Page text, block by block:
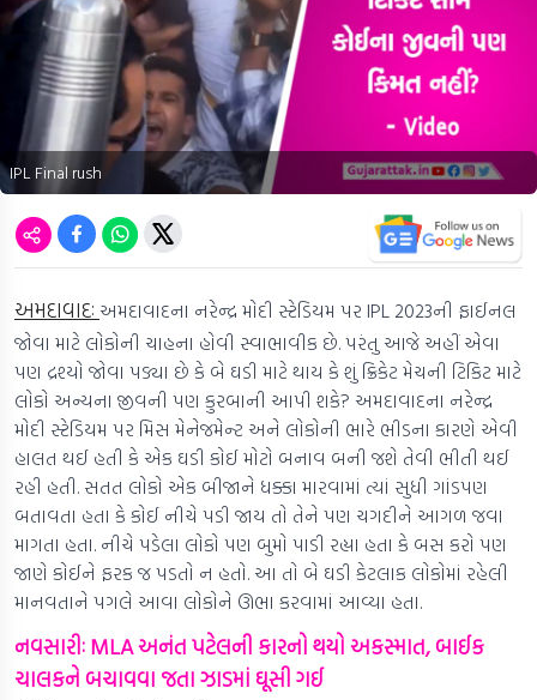
IPL Final rush
અમદાવાદઃ અમદાવાદના નરેન્દ્ર મોદી સ્ટેડિયમ પર IPL 2023ની ફાઈનલ
જોવા માટે લોકોની ચાહના હોવી સ્વાભાવીક છે. પરંતુ આજે અહીં એવા
પણ દ્રશ્યો જોવા પડ્યા છે કે બે ઘડી માટે થાય કે શું ક્રિકેટ મેચની ટિકિટ માટે
લોકો અન્યના જીવની પણ કુરબાની આપી શકે? અમદાવાદના નરેન્દ્ર
મોદી સ્ટેડિયમ પર મિસ મેનેજમેન્ટ અને લોકોની ભારે ભીડના કારણે એવી
હાલત થઈ હતી કે એક ઘડી કોઈ મોટો બનાવ બની જશે તેવી ભીતી થઈ
રહી હતી. સતત લોકો એક બીજાને ધક્કા મારવામાં ત્યાં સુધી ગાંડપણ
બતાવતા હતા કે કોઈ નીચે પડી જાય તો તેને પણ ચગદીને આગળ જવા
માગતા હતા. નીચે પડેલા લોકો પણ બુમો પાડી રહ્યા હતા કે બસ કરો પણ
જાણે કોઈને ફરક જ પડતો ન હતો. આ તો બે ઘડી કેટલાક લોકોમાં રહેલી
માનવતાને પગલે આવા લોકોને ઊભા કરવામાં આવ્યા હતા.
નવસારીઃ MLA અનંત પટેલની કારનો થયો અકસ્માત, બાઈક
ચાલકને બચાવવા જતા ઝાડમાં ઘૂસી ગઈ